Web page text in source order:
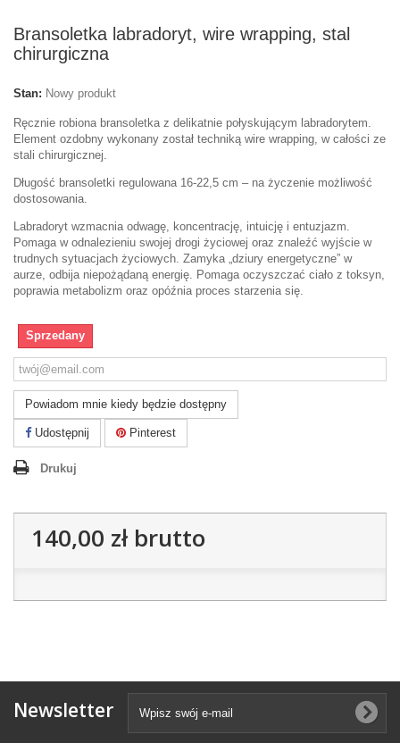
Bransoletka labradoryt, wire wrapping, stal
chirurgiczna
Stan: Nowy produkt
Ręcznie robiona bransoletka z delikatnie połyskującym labradorytem.
Element ozdobny wykonany został techniką wire wrapping, w całości ze
stali chirurgicznej.
Długość bransoletki regulowana 16-22,5 cm – na życzenie możliwość
dostosowania.
Labradoryt wzmacnia odwagę, koncentrację, intuicję i entuzjazm.
Pomaga w odnalezieniu swojej drogi życiowej oraz znaleźć wyjście w
trudnych sytuacjach życiowych. Zamyka „dziury energetyczne” w
aurze, odbija niepożądaną energię. Pomaga oczyszczać ciało z toksyn,
poprawia metabolizm oraz opóźnia proces starzenia się.
Sprzedany
Powiadom mnie kiedy będzie dostępny
Udostępnij Pinterest
Drukuj
140,00 złbrutto
Newsletter